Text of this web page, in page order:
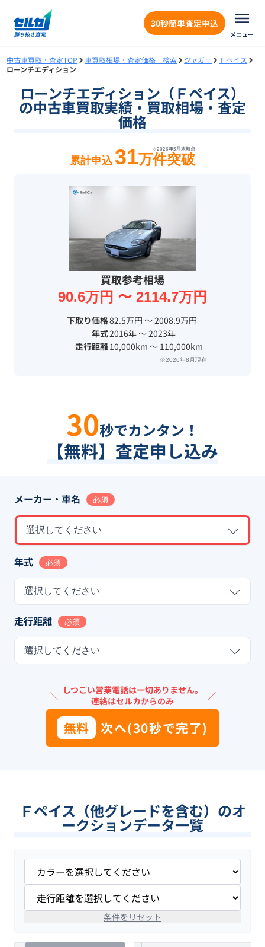
30秒簡単査定申込
メニュー
中古車買取・査定TOP 車買取相場・査定価格 検索 ジャガー
Ｆペイス
ローンチエディション
ローンチエディション（Ｆペイス）
の中古車買取実績・買取相場・査定
価格
※2026年5月末時点
累計申込 31万件突破
買取参考相場
90.6万円 〜 2114.7万円
下取り価格82.5万円 〜 2008.9万円
年式2016年 〜 2023年
走行距離10,000km 〜 110,000km
※2026年8月現在
30秒でカンタン！
【無料】査定申し込み
メーカー・車名 必須
選択してください
年式 必須
選択してください
走行距離 必須
選択してください
＼ しつこい営業電話は一切ありません。
連絡はセルカからのみ
／
無料 次へ(30秒で完了)
Ｆペイス（他グレードを含む）のオ
ークションデータ一覧
条件をリセット